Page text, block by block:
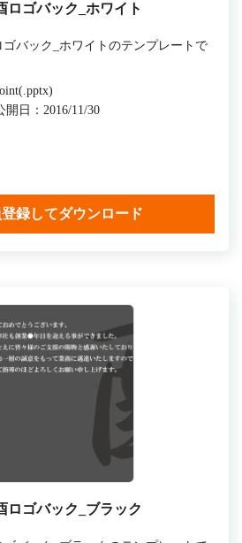
ロゴバック_ホワイト
バック_ホワイトのテンプレートで
開日：2016/11/30
録してダウンロード
ロゴバック_ブラック